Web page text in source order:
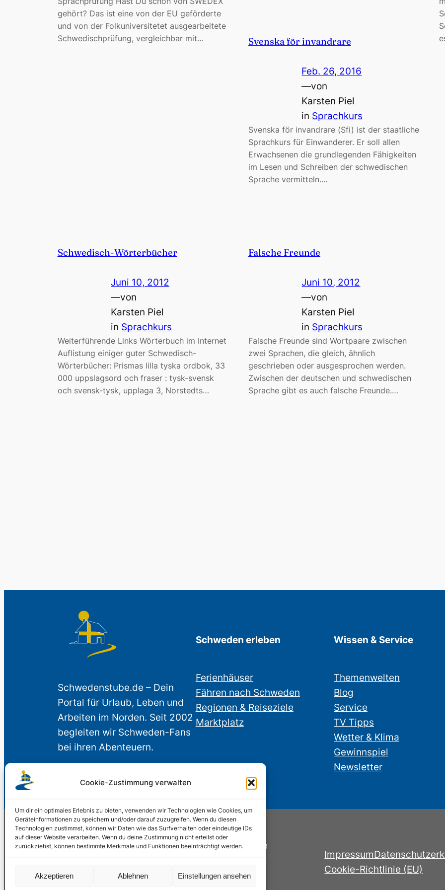
Cookie-Zustimmung verwalten
Um dir ein optimales Erlebnis zu bieten, verwenden wir Technologien wie Cookies, um
Geräteinformationen zu speichern und/oder darauf zuzugreifen. Wenn du diesen
Technologien zustimmst, können wir Daten wie das Surfverhalten oder eindeutige IDs
auf dieser Website verarbeiten. Wenn du deine Zustimmung nicht erteilst oder
zurückziehst, können bestimmte Merkmale und Funktionen beeinträchtigt werden.
Akzeptieren Ablehnen Einstellungen ansehen
gehört? Das ist eine von der EU geförderte
und von der Folkuniversitetet ausgearbeitete
Schwedischprüfung, vergleichbar mit…
Svenska för invandrare
Feb. 26, 2016
—von
Karsten Piel
in Sprachkurs
Svenska för invandrare (Sfi) ist der staatliche
Sprachkurs für Einwanderer. Er soll allen
Erwachsenen die grundlegenden Fähigkeiten
im Lesen und Schreiben der schwedischen
Sprache vermitteln.…
Schwedisch-Wörterbücher
Juni 10, 2012
—von
Karsten Piel
in Sprachkurs
Weiterführende Links Wörterbuch im Internet
Auflistung einiger guter Schwedisch-
Wörterbücher: Prismas lilla tyska ordbok, 33
000 uppslagsord och fraser : tysk-svensk
och svensk-tysk, upplaga 3, Norstedts…
Falsche Freunde
Juni 10, 2012
—von
Karsten Piel
in Sprachkurs
Falsche Freunde sind Wortpaare zwischen
zwei Sprachen, die gleich, ähnlich
geschrieben oder ausgesprochen werden.
Zwischen der deutschen und schwedischen
Sprache gibt es auch falsche Freunde.…
Schwedenstube.de – Dein
Portal für Urlaub, Leben und
Arbeiten im Norden. Seit 2002
begleiten wir Schweden-Fans
bei ihren Abenteuern.
Schweden erleben
Ferienhäuser
Fähren nach Schweden
Regionen & Reiseziele
Marktplatz
Wissen & Service
Themenwelten
Blog
Service
TV Tipps
Wetter & Klima
Gewinnspiel
Newsletter
© 2002 – 2026 Schwedenstube.de
PHOENIXSEO
Impressum
Cookie-Richtlinie (EU)